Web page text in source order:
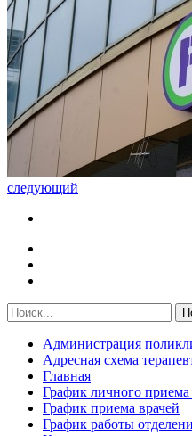
следующий
Администрация
Адресная схема
Главная
График личного приема
График приема врачей
График работы